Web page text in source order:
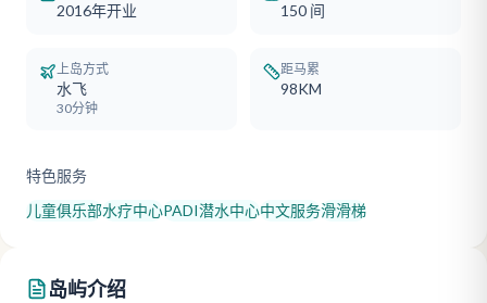
2016年开业 150 间
上岛方式
水飞
30分钟
距马累
98KM
特色服务
儿童俱乐部水疗中心PADI潜水中心中文服务滑滑梯
岛屿介绍